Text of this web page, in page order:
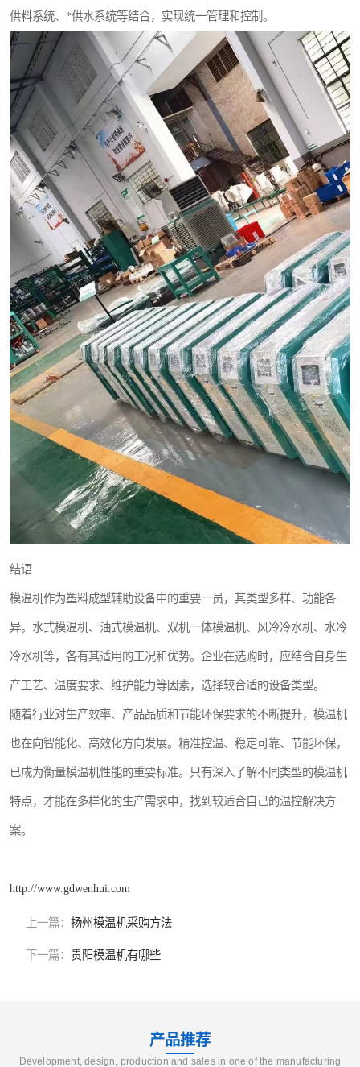
供料系统、*供水系统等结合，实现统一管理和控制。
结语
模温机作为塑料成型辅助设备中的重要一员，其类型多样、功能各
异。水式模温机、油式模温机、双机一体模温机、风冷冷水机、水冷
冷水机等，各有其适用的工况和优势。企业在选购时，应结合自身生
产工艺、温度要求、维护能力等因素，选择较合适的设备类型。
随着行业对生产效率、产品品质和节能环保要求的不断提升，模温机
也在向智能化、高效化方向发展。精准控温、稳定可靠、节能环保，
已成为衡量模温机性能的重要标准。只有深入了解不同类型的模温机
特点，才能在多样化的生产需求中，找到较适合自己的温控解决方
案。
http://www.gdwenhui.com
上一篇： 扬州模温机采购方法
下一篇： 贵阳模温机有哪些
产品推荐
Development, design, production and sales in one of the manufacturing